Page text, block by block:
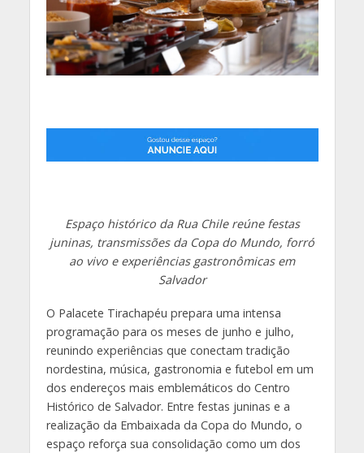
Espaço histórico da Rua Chile reúne festas
juninas, transmissões da Copa do Mundo, forró
ao vivo e experiências gastronômicas em
Salvador
O Palacete Tirachapéu prepara uma intensa
programação para os meses de junho e julho,
reunindo experiências que conectam tradição
nordestina, música, gastronomia e futebol em um
dos endereços mais emblemáticos do Centro
Histórico de Salvador. Entre festas juninas e a
realização da Embaixada da Copa do Mundo, o
espaço reforça sua consolidação como um dos